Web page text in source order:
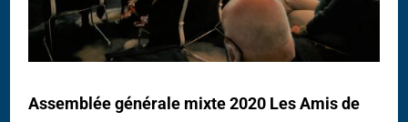
Assemblée générale mixte 2020 Les Amis de